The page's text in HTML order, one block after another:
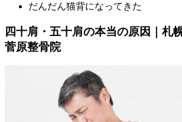
だんだん猫背になってきた
四十肩・五十肩の本当の原因｜札
菅原整骨院